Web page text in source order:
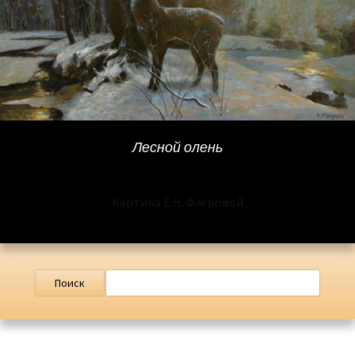
Лесной олень